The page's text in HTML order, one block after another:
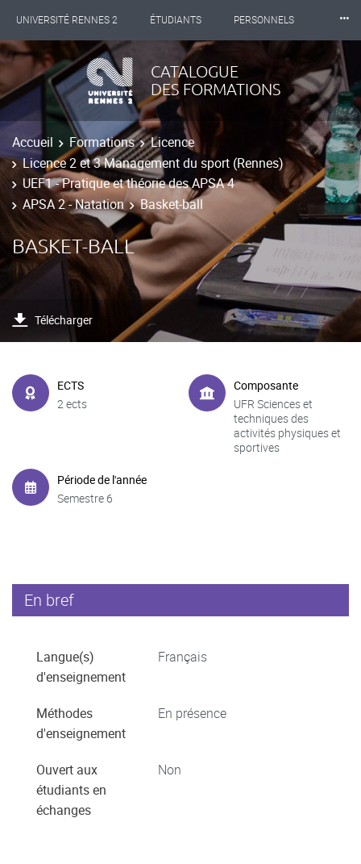
UNIVERSITÉ RENNES 2 ÉTUDIANTS PERSONNELS
INTERNATIONAL PROFESSIONNELS BIBLIOTHÈQUES
LES NOUVELLES DE RENNES 2
⸱⸱⸱
CATALOGUE
DES FORMATIONS
Accueil Formations
Licence
Licence 2 et 3 Management du sport (Rennes)
UEF1 - Pratique et théorie des APSA 4
APSA 2 - Natation
Basket-ball
BASKET-BALL
Télécharger
ECTS
2 ects
Composante
UFR Sciences et
techniques des
activités physiques et
sportives
Période de l'année
Semestre 6
En bref
Langue(s)
d'enseignement
Français
Méthodes
d'enseignement
En présence
Ouvert aux
étudiants en
échanges
Non